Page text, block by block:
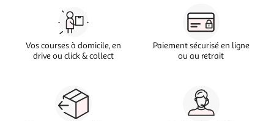
Vos courses à domicile, en
drive ou click & collect
Paiement sécurisé en ligne
ou au retrait